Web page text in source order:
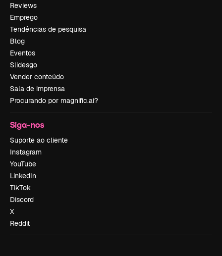
Reviews
Emprego
Tendências de pesquisa
Blog
Eventos
Slidesgo
Vender conteúdo
Sala de imprensa
Procurando por magnific.ai?
Siga-nos
Suporte ao cliente
Instagram
YouTube
LinkedIn
TikTok
Discord
X
Reddit